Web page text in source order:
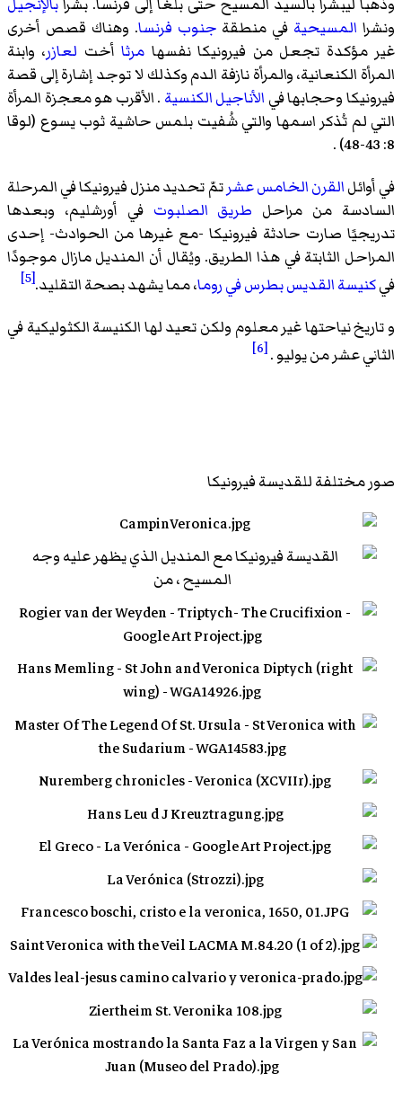
ونشرا المسيحية في منطقة جنوب فرنسا. وهناك قصص أخرى
غير مؤكدة تجعل من فيرونيكا نفسها مرثاأخت لعازر، وابنة
المرأة الكنعانية، والمرأة نازفة الدم وكذلك لا توجد إشارة إلى قصة
فيرونيكا وحجابها في الأناجيل الكنسية . الأقرب هو معجزة المرأة
التي لم تُذكر اسمها والتي شُفيت بلمس حاشية ثوب يسوع (لوقا
8: 43-48) .
في أوائلالقرن الخامس عشرتمّ تحديد منزل فيرونيكا في المرحلة
السادسة من مراحل طريق الصلبوت في أورشليم، وبعدها
تدريجيًا صارت حادثة فيرونيكا -مع غيرها من الحوادث- إحدى
المراحل الثابتة في هذا الطريق. ويُقال أن المنديل مازال موجودًا
فيكنيسة القديس بطرس في روما، مما يشهد بصحة التقليد.[5]
و تاريخ نياحتها غير معلوم ولكن تعيد لها الكنيسة الكثوليكية في
الثاني عشر من يوليو .[6]
صور مختلفة للقديسة فيرونيكا